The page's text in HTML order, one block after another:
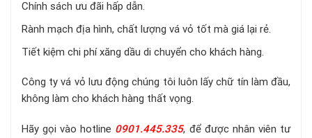
Chính sách ưu đãi hấp dẫn.
Rành mạch địa hình, chất lượng vá vỏ tốt mà giá lại rẻ.
Tiết kiệm chi phí xăng dầu di chuyển cho khách hàng.
Công ty vá vỏ lưu động chúng tôi luôn lấy chữ tín làm đầu,
không làm cho khách hàng thất vọng.
Hãy gọi vào hotline 0901.445.335, để được nhân viên tư